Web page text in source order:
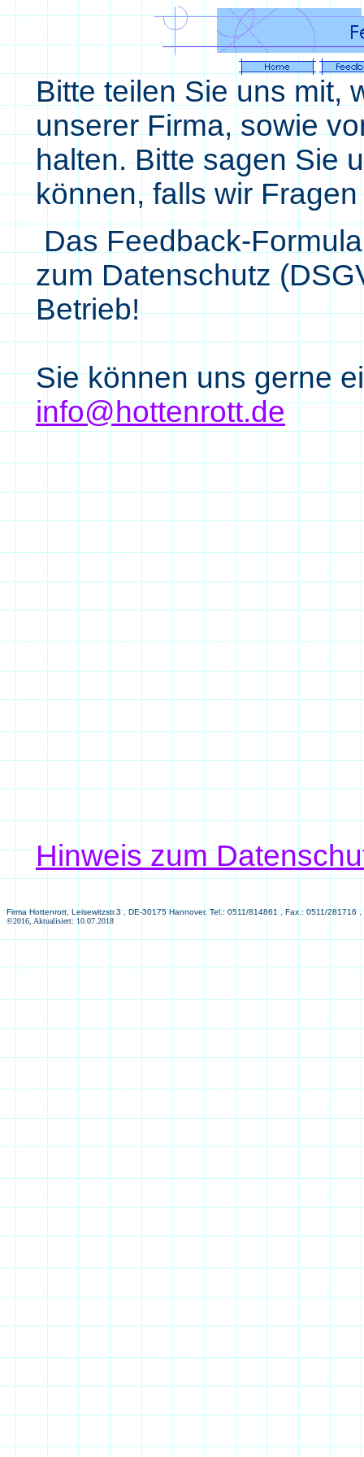
Bitte teilen Sie uns mit,
unserer Firma, sowie
halten. Bitte sagen Sie
können, falls wir
Das Feedback-
zum Datenschutz
Betrieb!
Sie können uns gerne
info@hottenrott.de
Hinweis zum
Firma Hottenrott, Leisewitzstr.3 , DE-30175 Hannover, Tel.: 0511/814861 , Fax.: 0511/281716
©2016, Aktualisiert: 10.07.2018